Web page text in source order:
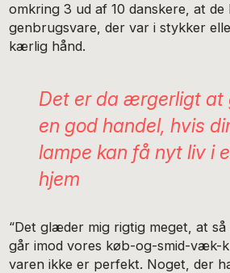
omkring 3 ud af 10 danskere, at
genbrugsvare, der var i stykker
kærlig hånd.
Det er da ærgerligt at
en god handel, hvis
lampe kan få nyt liv i
hjem
“Det glæder mig rigtig meget, at så
går imod vores køb-og-smid-væk-
varen ikke er perfekt. Noget, der